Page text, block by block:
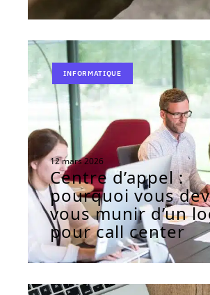
INFORMATIQUE
12 mars 2026
Centre d’appel :
pourquoi vous
vous munir d’un
pour call center